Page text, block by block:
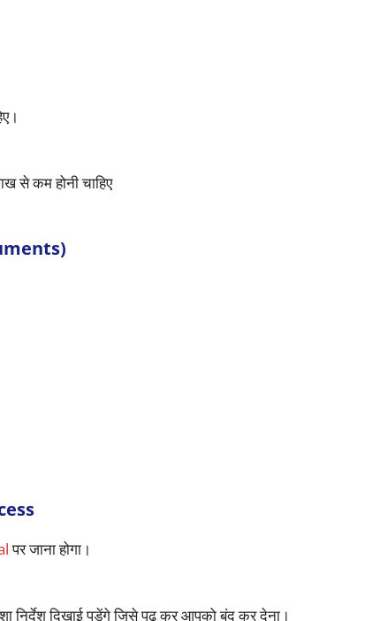
से कम होनी चाहिए
पर जाना होगा।
दिखाई पड़ेंगे जिसे पढ़ कर आपको बंद कर देना।